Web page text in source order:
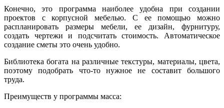
Конечно, это программа наиболее удобна при создании
проектов с корпусной мебелью. С ее помощью можно
распланировать размеры мебели, ее дизайн, фурнитуру,
создать чертежи и подсчитать стоимость. Автоматическое
создание сметы это очень удобно.
Библиотека богата на различные текстуры, материалы, цвета,
поэтому подобрать что-то нужное не составит большого
труда.
Преимуществ у программы масса: